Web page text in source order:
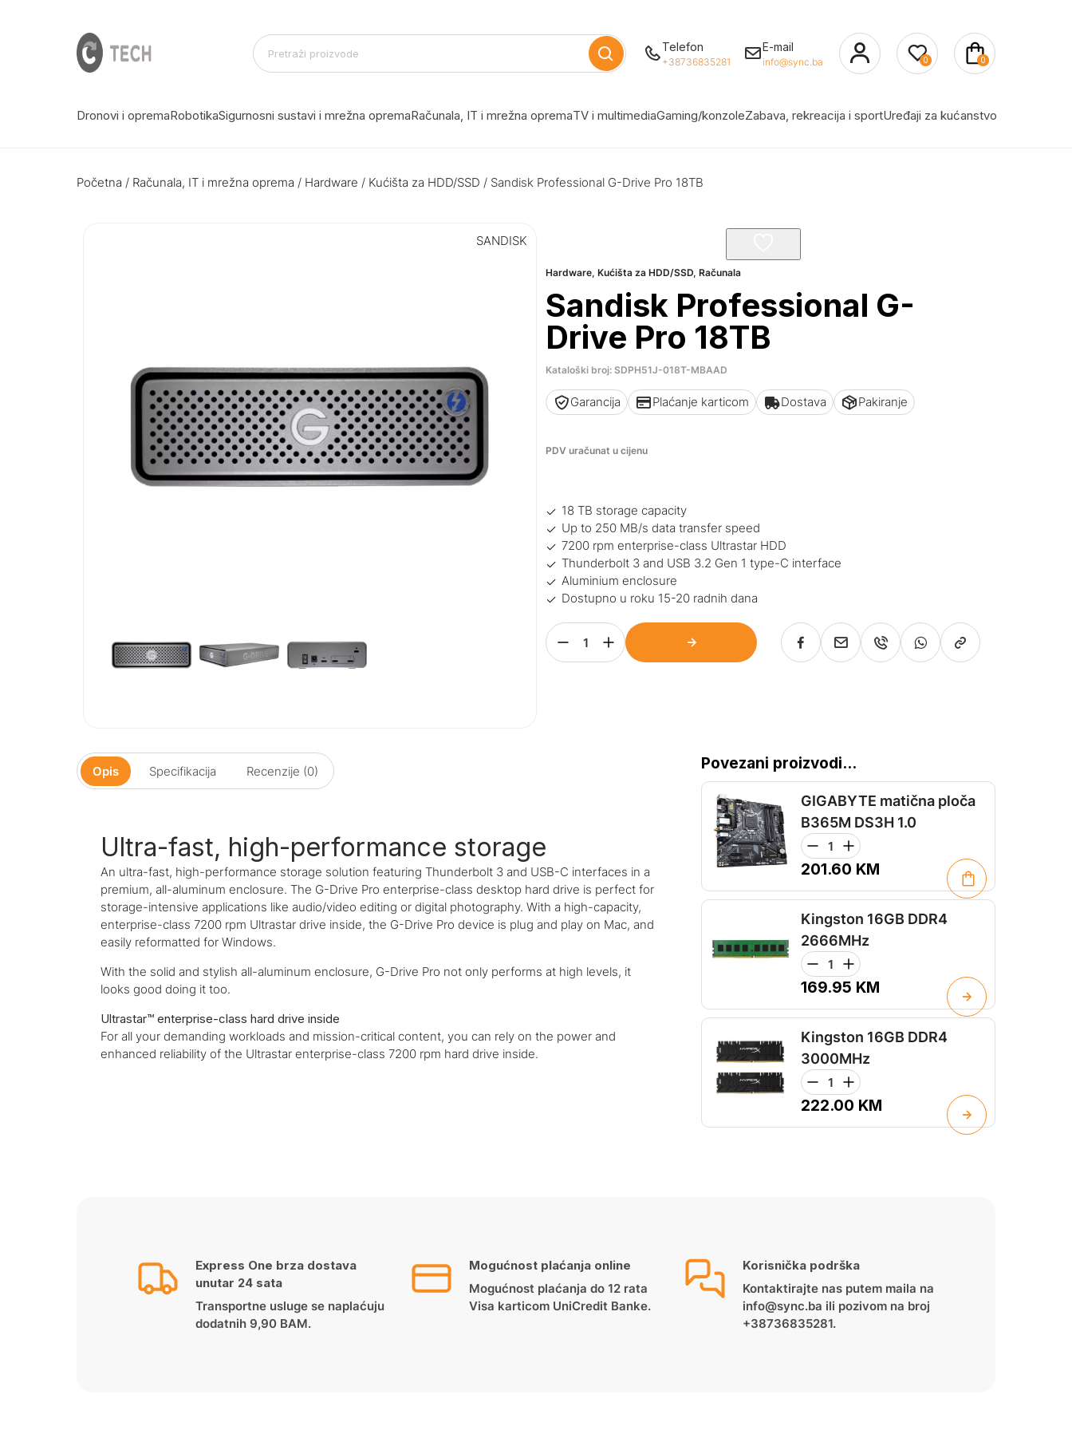
Telefon
+38736835281
E-mail
info@sync.ba 0 0
Dronovi i opremaRobotikaSigurnosni sustavi i mrežna opremaRačunala, IT i mrežna opremaTV i multimediaGaming/konzoleZabava, rekreacija i sportUređaji za kućanstvo
Početna / Računala, IT i mrežna oprema / Hardware / Kućišta za HDD/SSD / Sandisk Professional G-Drive Pro 18TB
SANDISK
Hardware,Kućišta za HDD/SSD,Računala
Sandisk Professional G-
Drive Pro 18TB
Kataloški broj: SDPH51J-018T-MBAAD
Garancija Plaćanje karticom Dostava Pakiranje
PDV uračunat u cijenu
18 TB storage capacity
Up to 250 MB/s data transfer speed
7200 rpm enterprise-class Ultrastar HDD
Thunderbolt 3 and USB 3.2 Gen 1 type-C interface
Aluminium enclosure
Dostupno u roku 15-20 radnih dana
Opis Specifikacija Recenzije (0)
Ultra-fast, high-performance storage
An ultra-fast, high-performance storage solution featuring Thunderbolt 3 and USB-C interfaces in a
premium, all-aluminum enclosure. The G-Drive Pro enterprise-class desktop hard drive is perfect for
storage-intensive applications like audio/video editing or digital photography. With a high-capacity,
enterprise-class 7200 rpm Ultrastar drive inside, the G-Drive Pro device is plug and play on Mac, and
easily reformatted for Windows.
With the solid and stylish all-aluminum enclosure, G-Drive Pro not only performs at high levels, it
looks good doing it too.
Ultrastar™ enterprise-class hard drive inside
For all your demanding workloads and mission-critical content, you can rely on the power and
enhanced reliability of the Ultrastar enterprise-class 7200 rpm hard drive inside.
Povezani proizvodi...
GIGABYTE matična ploča
B365M DS3H 1.0
201.60 KM
Kingston 16GB DDR4
2666MHz
169.95 KM
Kingston 16GB DDR4
3000MHz
222.00 KM
Express One brza dostava
unutar 24 sata
Transportne usluge se naplaćuju
dodatnih 9,90 BAM.
Mogućnost plaćanja online
Mogućnost plaćanja do 12 rata
Visa karticom UniCredit Banke.
Korisnička podrška
Kontaktirajte nas putem maila na
info@sync.ba ili pozivom na broj
+38736835281.